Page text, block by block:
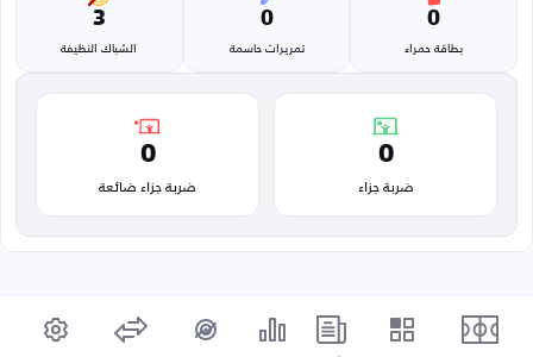
0
بطاقة حمراء
0
تمريرات حاسمة
3
الشباك النظيفة
0
ضربة جزاء
0
ضربة جزاء ضائعة